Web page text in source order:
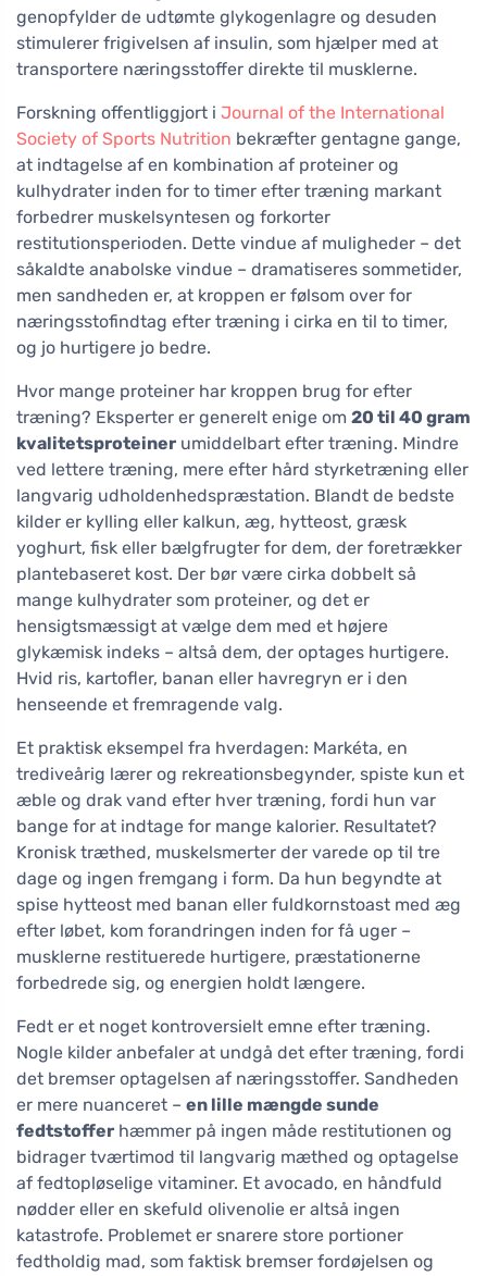
genopfylder de udtømte glykogenlagre og desuden
stimulerer frigivelsen af insulin, som hjælper med at
transportere næringsstoffer direkte til musklerne.
Forskning offentliggjort i Journal of the International
Society of Sports Nutrition bekræfter gentagne gange,
at indtagelse af en kombination af proteiner og
kulhydrater inden for to timer efter træning markant
forbedrer muskelsyntesen og forkorter
restitutionsperioden. Dette vindue af muligheder – det
såkaldte anabolske vindue – dramatiseres sommetider,
men sandheden er, at kroppen er følsom over for
næringsstofindtag efter træning i cirka en til to timer,
og jo hurtigere jo bedre.
Hvor mange proteiner har kroppen brug for efter
træning? Eksperter er generelt enige om 20 til 40 gram
kvalitetsproteiner umiddelbart efter træning. Mindre
ved lettere træning, mere efter hård styrketræning eller
langvarig udholdenhedspræstation. Blandt de bedste
kilder er kylling eller kalkun, æg, hytteost, græsk
yoghurt, fisk eller bælgfrugter for dem, der foretrækker
plantebaseret kost. Der bør være cirka dobbelt så
mange kulhydrater som proteiner, og det er
hensigtsmæssigt at vælge dem med et højere
glykæmisk indeks – altså dem, der optages hurtigere.
Hvid ris, kartofler, banan eller havregryn er i den
henseende et fremragende valg.
Et praktisk eksempel fra hverdagen: Markéta, en
trediveårig lærer og rekreationsbegynder, spiste kun et
æble og drak vand efter hver træning, fordi hun var
bange for at indtage for mange kalorier. Resultatet?
Kronisk træthed, muskelsmerter der varede op til tre
dage og ingen fremgang i form. Da hun begyndte at
spise hytteost med banan eller fuldkornstoast med æg
efter løbet, kom forandringen inden for få uger –
musklerne restituerede hurtigere, præstationerne
forbedrede sig, og energien holdt længere.
Fedt er et noget kontroversielt emne efter træning.
Nogle kilder anbefaler at undgå det efter træning, fordi
det bremser optagelsen af næringsstoffer. Sandheden
er mere nuanceret – en lille mængde sunde
fedtstoffer hæmmer på ingen måde restitutionen og
bidrager tværtimod til langvarig mæthed og optagelse
af fedtopløselige vitaminer. Et avocado, en håndfuld
nødder eller en skefuld olivenolie er altså ingen
katastrofe. Problemet er snarere store portioner
fedtholdig mad, som faktisk bremser fordøjelsen og